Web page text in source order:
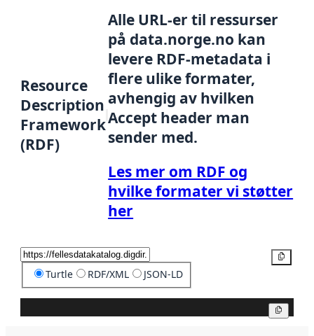
Resource
Description
Framework
(RDF)
Alle URL-er til ressurser
på data.norge.no kan
levere RDF-metadata i
flere ulike formater,
avhengig av hvilken
Accept header man
sender med.
Les mer om RDF og
hvilke formater vi støtter
her
Turtle RDF/XML JSON-LD